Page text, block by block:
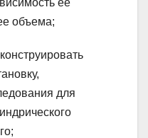
ее
объема;
для